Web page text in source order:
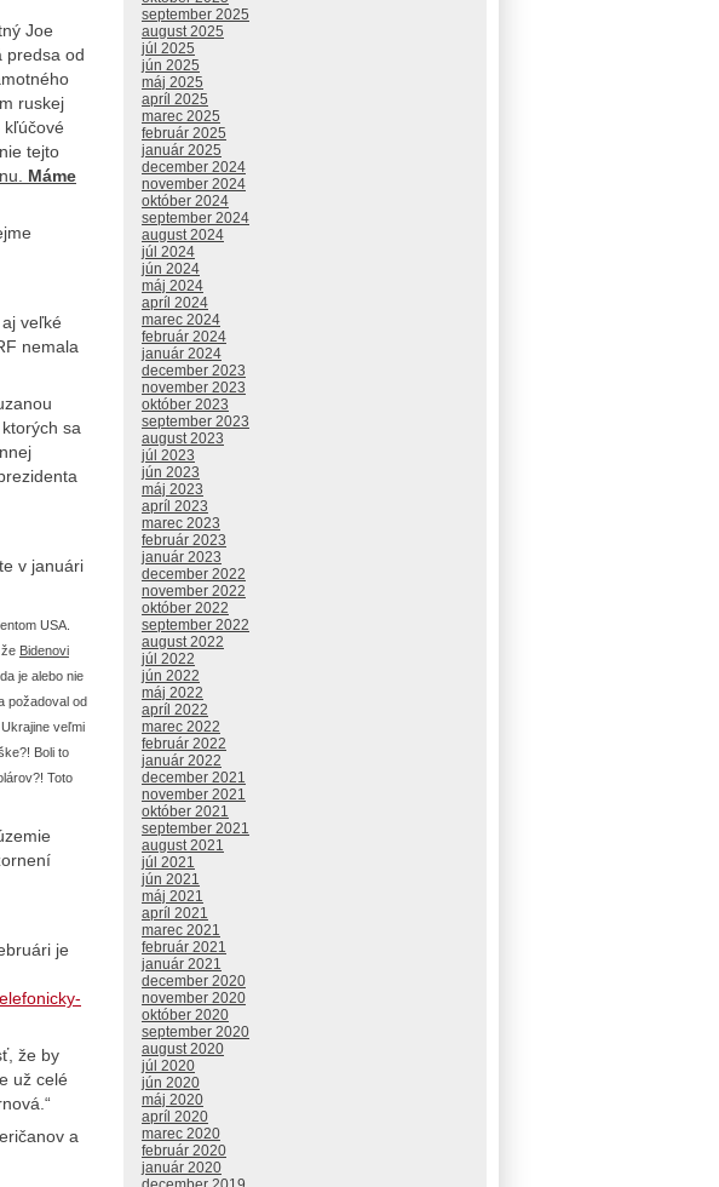
Joe
predsa od
ruskej
kľúčové
tejto
Máme
veľké
nemala
sa
v januári
USA.
Bidenovi
je alebo nie
požadoval od
veľmi
Boli to
Toto
je
že by
už celé
a
september 2025
august 2025
júl 2025
jún 2025
máj 2025
apríl 2025
marec 2025
február 2025
január 2025
december 2024
november 2024
október 2024
september 2024
august 2024
júl 2024
jún 2024
máj 2024
apríl 2024
marec 2024
február 2024
január 2024
december 2023
november 2023
október 2023
september 2023
august 2023
júl 2023
jún 2023
máj 2023
apríl 2023
marec 2023
február 2023
január 2023
december 2022
november 2022
október 2022
september 2022
august 2022
júl 2022
jún 2022
máj 2022
apríl 2022
marec 2022
február 2022
január 2022
december 2021
november 2021
október 2021
september 2021
august 2021
júl 2021
jún 2021
máj 2021
apríl 2021
marec 2021
február 2021
január 2021
december 2020
november 2020
október 2020
september 2020
august 2020
júl 2020
jún 2020
máj 2020
apríl 2020
marec 2020
február 2020
január 2020